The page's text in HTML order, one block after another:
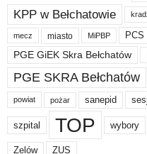
KPP w Bełchatowie
mecz miasto MiPBP PCS
PGE GiEK Skra Bełchatów
PGE SKRA Bełchatów
powiat pożar sanepid
szpital TOP wybory
Zelów ZUS